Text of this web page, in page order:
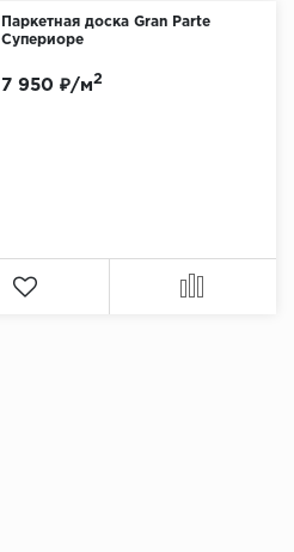
Паркетная доска Gran Parte
Супериоре
7 950 ₽/м2